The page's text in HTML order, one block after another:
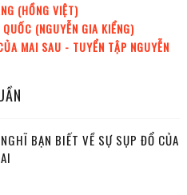
(HỒNG VIỆT)
(NGUYỄN GIA KIỂNG)
MAI SAU - TUYỂN TẬP NGUYỄN
BẠN BIẾT VỀ SỰ SỤP ĐỔ CỦA